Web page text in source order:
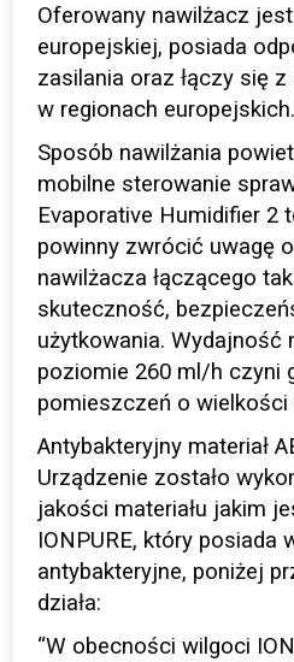
Oferowany nawilżacz
europejskiej, posiada
zasilania oraz łączy się
w regionach europejskich.
Sposób nawilżania
mobilne sterowanie
Evaporative Humidifier 2
powinny zwrócić uwagę
nawilżacza łączącego
skuteczność,
użytkowania. Wydajność
poziomie 260 ml/h czyni
pomieszczeń o wielkości
Antybakteryjny materiał
Urządzenie zostało
jakości materiału jakim
IONPURE, który posiada
antybakteryjne, poniżej
działa:
“W obecności wilgoci